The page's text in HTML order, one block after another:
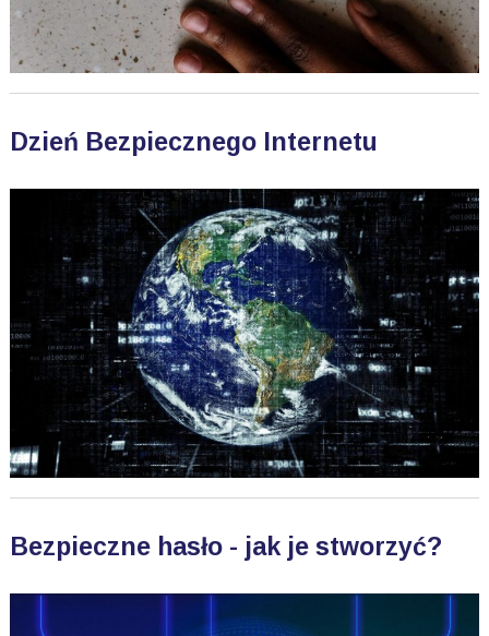
Dzień Bezpiecznego Internetu
Bezpieczne hasło - jak je stworzyć?